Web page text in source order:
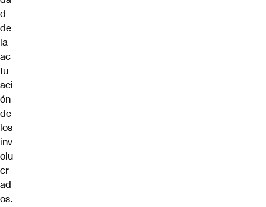
d
de
la
ac
tu
aci
ón
de
los
inv
olu
cr
ad
os.